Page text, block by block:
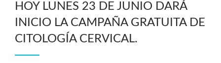
HOY LUNES 23 DE JUNIO DARÁ
INICIO LA CAMPAÑA GRATUITA DE
CITOLOGÍA CERVICAL.